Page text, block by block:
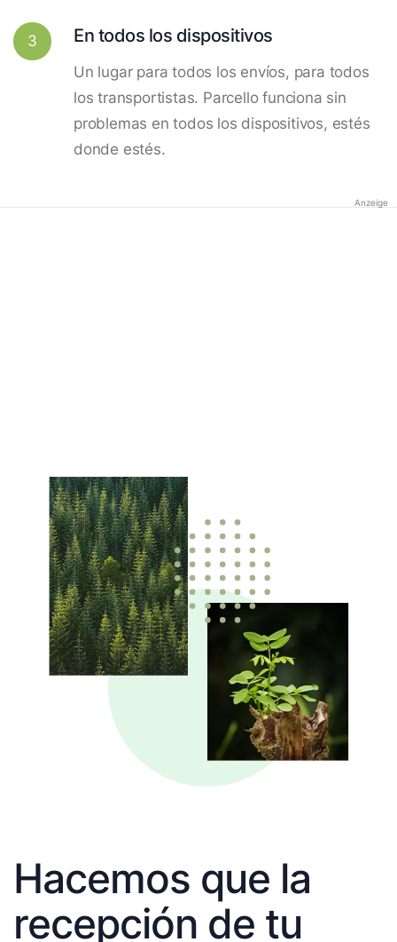
3 En todos los dispositivos
Un lugar para todos los envíos, para todos
los transportistas. Parcello funciona sin
problemas en todos los dispositivos, estés
donde estés.
Anzeige
Hacemos que la
recepción de tu